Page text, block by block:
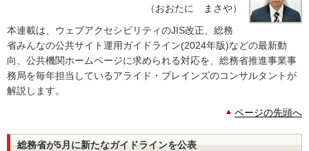
（おおたに まさや）
本連載は、ウェブアクセシビリティのJIS改正、総務
省みんなの公共サイト運用ガイドライン(2024年版)などの最新動
向、公共機関ホームページに求められる対応を、総務省推進事業事
務局を毎年担当しているアライド・ブレインズのコンサルタントが
解説します。
ページの先頭へ
総務省が5月に新たなガイドラインを公表